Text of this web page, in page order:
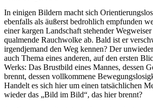
In einigen Bildern macht sich
ebenfalls als äußerst bedrohlich empfunden
einer kargen Landschaft stehender
qualmende Rauchwolke ab. Bald ist er
irgendjemand den Weg kennen? Der
auch Thema eines anderen, auf den ersten
Werks: Das Brustbild eines Mannes, dessen
brennt, dessen vollkommene
Handelt es sich hier um einen tatsächlichen
wieder das „Bild im Bild“, das hier brennt?